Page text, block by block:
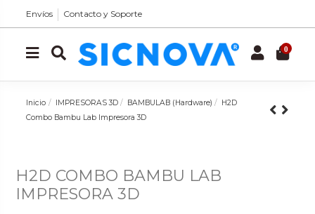
Envíos Contacto y Soporte
0
Inicio IMPRESORAS 3D BAMBULAB (Hardware)
H2D
Combo Bambu Lab Impresora 3D
H2D COMBO BAMBU LAB
IMPRESORA 3D